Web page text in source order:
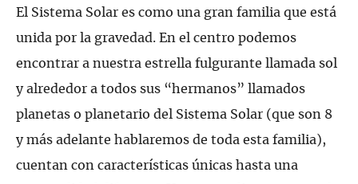
El Sistema Solar es como una gran familia que está
unida por la gravedad. En el centro podemos
encontrar a nuestra estrella fulgurante llamada sol
y alrededor a todos sus “hermanos” llamados
planetas o planetario del Sistema Solar (que son 8
y más adelante hablaremos de toda esta familia),
cuentan con características únicas hasta una